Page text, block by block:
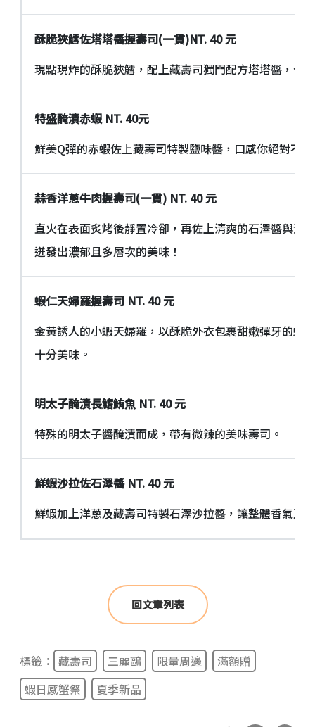
酥脆狹鱈佐塔塔醬握壽司(一貫)NT. 40元
現點現炸的酥脆狹鱈，配上藏壽司獨門配方塔塔醬，值
特盛醃漬赤蝦NT. 40元
鮮美Q彈的赤蝦佐上藏壽司特製鹽味醬，口感你絕對不
蒜香洋蔥牛肉握壽司(一貫) NT. 40元
直火在表面炙烤後靜置冷卻，再佐上清爽的石澤醬與洋
迸發出濃郁且多層次的美味！
蝦仁天婦羅握壽司 NT. 40元
金黃誘人的小蝦天婦羅，以酥脆外衣包裹甜嫩彈牙的蝦
十分美味。
明太子醃漬長鰭鮪魚 NT. 40元
特殊的明太子醬醃漬而成，帶有微辣的美味壽司。
鮮蝦沙拉佐石澤醬NT. 40元
鮮蝦加上洋蔥及藏壽司特製石澤沙拉醬，讓整體香氣及
回文章列表
標籤： 藏壽司 三麗鷗 限量周邊
滿額贈
蝦日感蟹祭
夏季新品